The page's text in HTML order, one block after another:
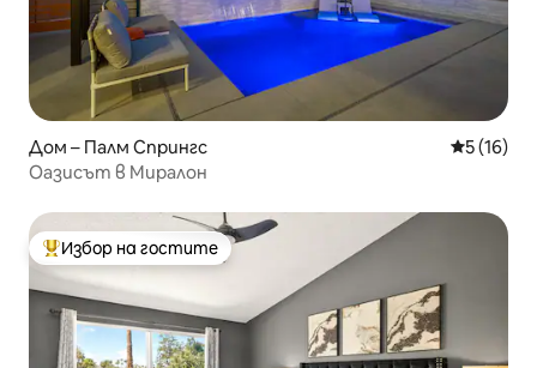
Дом – Палм Спрингс Средна
5 (16)
Оазисът в Миралон
Най-популярен избор на гостите
Избор на гостите